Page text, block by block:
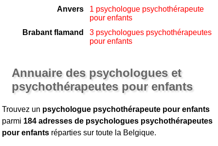
Anvers
1 psychologue psychothérapeute
pour enfants
Brabant flamand
3 psychologues psychothérapeutes
pour enfants
Annuaire des psychologues et
psychothérapeutes pour enfants
Trouvez un psychologue psychothérapeute pour enfants
parmi 184 adresses de psychologues psychothérapeutes
pour enfants réparties sur toute la Belgique.